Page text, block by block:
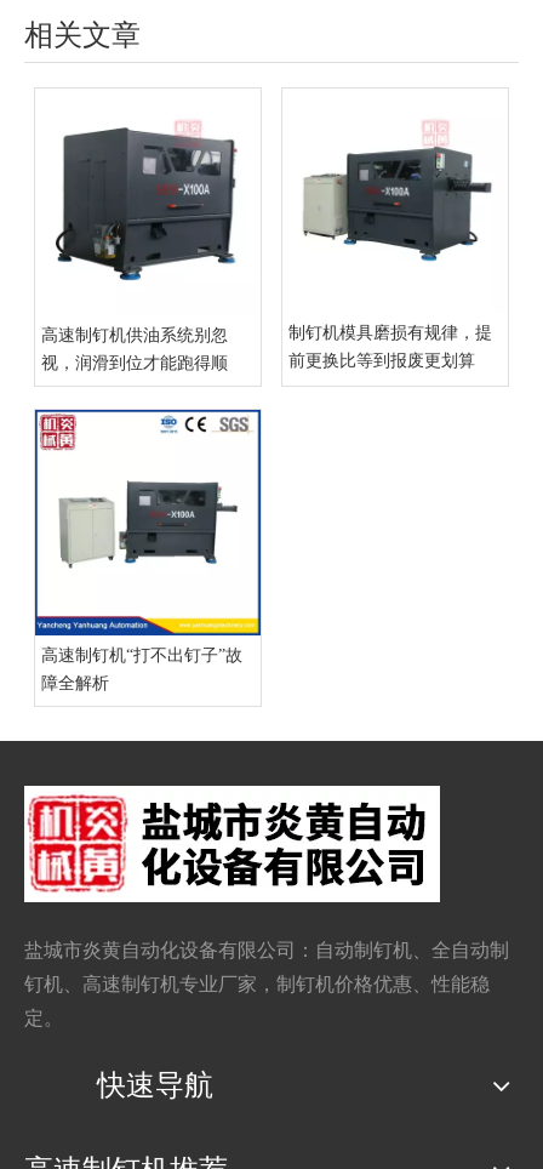
相关文章
高速制钉机供油系统别忽
视，润滑到位才能跑得顺
制钉机模具磨损有规律，提
前更换比等到报废更划算
高速制钉机“打不出钉子”故
障全解析
盐城市炎黄自动化设备有限公司：自动制钉机 、全自动制
钉机、 高速制钉机专业厂家，制钉机价格优惠、性能稳
定。
快速导航